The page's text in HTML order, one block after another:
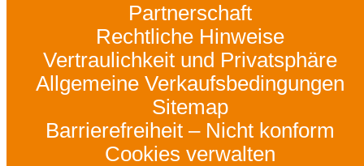
Partnerschaft
Rechtliche Hinweise
Vertraulichkeit und Privatsphäre
Allgemeine Verkaufsbedingungen
Sitemap
Barrierefreiheit – Nicht konform
Cookies verwalten